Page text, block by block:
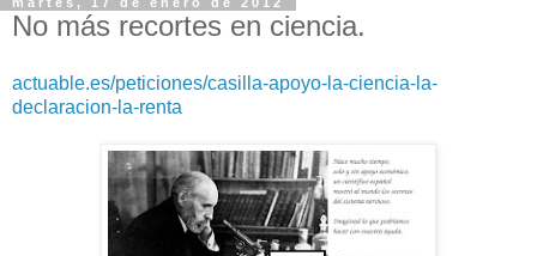
No más recortes en ciencia.
actuable.es/peticiones/casilla-apoyo-la-ciencia-la-
declaracion-la-renta